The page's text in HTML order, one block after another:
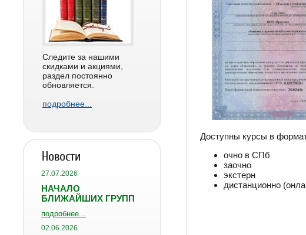
Доступны курсы в
очно в СПб
заочно
экстерн
дистанционно
Следите за нашими
скидками и акциями,
раздел постоянно
обновляется.
подробнее...
Новости
27.07.2026
НАЧАЛО
БЛИЖАЙШИХ ГРУПП
подробнее...
02.06.2026